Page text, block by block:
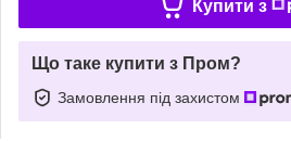
Купити з
Що таке купити з Пром?
Замовлення під захистом